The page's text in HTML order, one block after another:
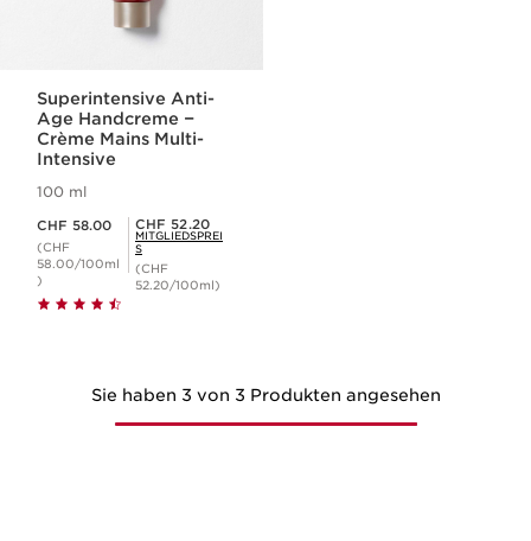
Superintensive Anti-
Age Handcreme −
Crème Mains Multi-
Intensive
100 ml
CHF 58.00
(CHF
58.00/100ml
)
Mitgliederpreis CHF 52.20
CHF 52.20
MITGLIEDSPREI
S
(CHF
52.20/100ml)
Sie haben 3 von 3 Produkten angesehen